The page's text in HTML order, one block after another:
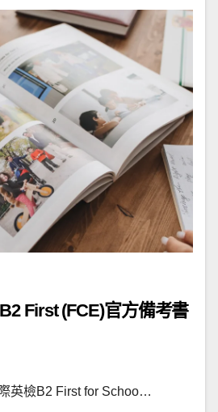
First (FCE)官方備考書
英檢B2 First for Schoo…